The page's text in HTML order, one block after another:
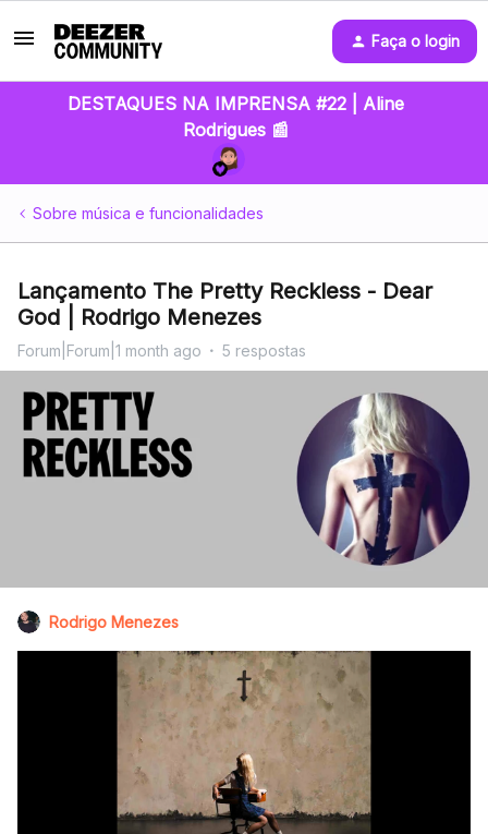
Faça o login
DESTAQUES NA IMPRENSA #22 | Aline
Rodrigues 📰
Sobre música e funcionalidades
Lançamento The Pretty Reckless - Dear
God | Rodrigo Menezes
Forum|Forum|1 month ago 5 respostas
Rodrigo Menezes